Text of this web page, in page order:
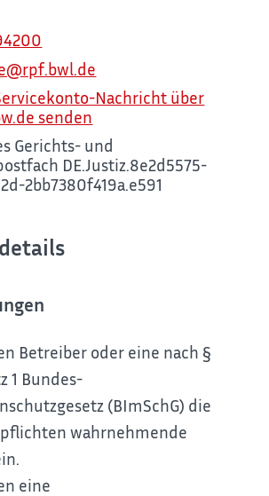
Nachricht über
senden
Gerichts- und
DE.Justiz.8e2d5575-
2bb7380f419a.e591
Betreiber oder eine nach §
1 Bundes-
(BImSchG) die
wahrnehmende
eine